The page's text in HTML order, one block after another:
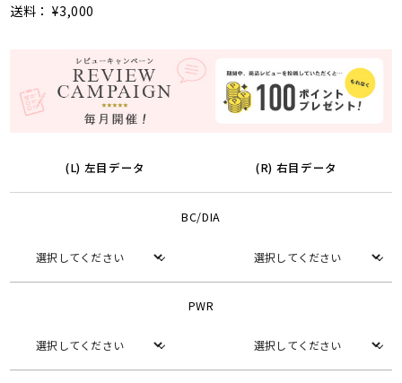
送料： ¥3,000
(L) 左目データ (R) 右目データ
BC/DIA
PWR